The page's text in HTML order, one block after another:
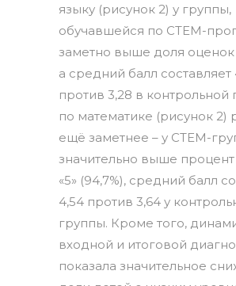
языку (рисунок 2) у группы,
обучавшейся по СТЕМ-
заметно выше доля оценок
а средний балл составляет
против 3,28 в контрольной
по математике (рисунок 2)
ещё заметнее – у СТЕМ-
значительно выше
«5» (94,7%), средний балл
4,54 против 3,64 у
группы. Кроме того,
входной и итоговой
показала значительное